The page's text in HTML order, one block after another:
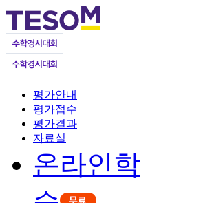
평가안내
평가접수
평가결과
자료실
온라인학